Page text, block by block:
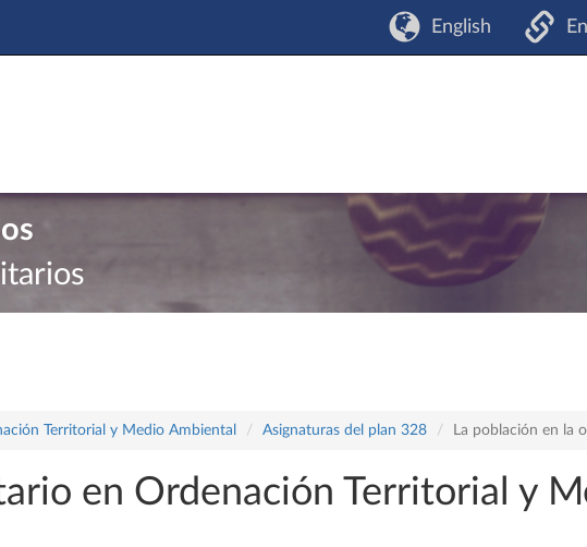
English
Territorial y Medio Ambiental Asignaturas del plan 328 La población en la
en Ordenación Territorial y